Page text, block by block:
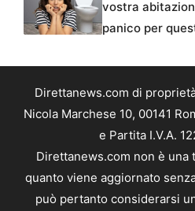
vostra
panico per
Direttanews.com di
Nicola Marchese 10, 00141
e Partita I.V.A.
Direttanews.com non è una
quanto viene aggiornato
può pertanto considerarsi